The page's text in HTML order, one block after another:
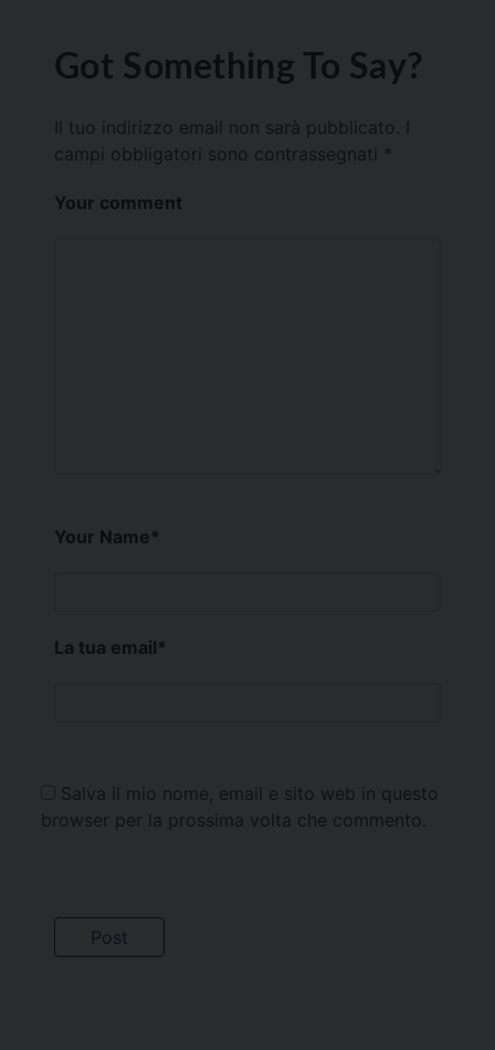
Got Something To Say?
Il tuo indirizzo email non sarà pubblicato.
campi obbligatori sono contrassegnati *
Your comment
Your Name*
La tua email*
Salva il mio nome, email e sito web in questo
browser per la prossima volta che commento.